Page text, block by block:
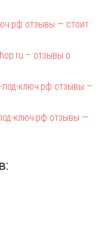
отзывы — стоит
– отзывы о
под-ключ.рф отзывы —
ключ.рф отзывы —